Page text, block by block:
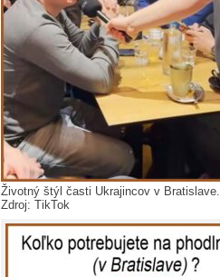
Životný štýl časti Ukrajincov v Bratislave.
Zdroj: TikTok